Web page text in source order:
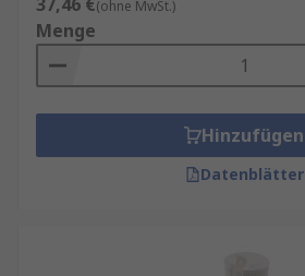
(ohne MwSt.)
Menge
Hinzufügen
Datenblätter